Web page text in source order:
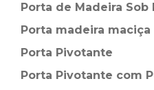
Porta de Madeira Sob
Porta madeira maciça
Porta Pivotante
Porta Pivotante com